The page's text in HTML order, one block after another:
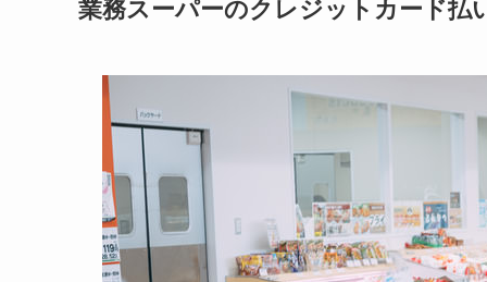
業務スーパーのクレジットカード払